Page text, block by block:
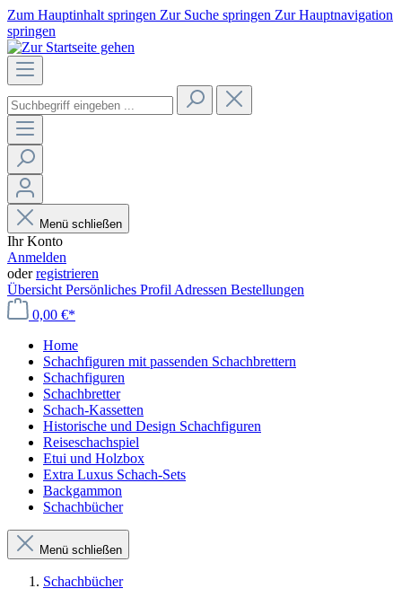
Zum Hauptinhalt springen Zur Suche springen Zur Hauptnavigation
springen
Menü schließen
Ihr Konto
Anmelden
oderregistrieren
Übersicht Persönliches Profil Adressen Bestellungen
0,00 €*
Home
Schachfiguren mit passenden Schachbrettern
Schachfiguren
Schachbretter
Schach-Kassetten
Historische und Design Schachfiguren
Reiseschachspiel
Etui und Holzbox
Extra Luxus Schach-Sets
Backgammon
Schachbücher
Menü schließen
Schachbücher